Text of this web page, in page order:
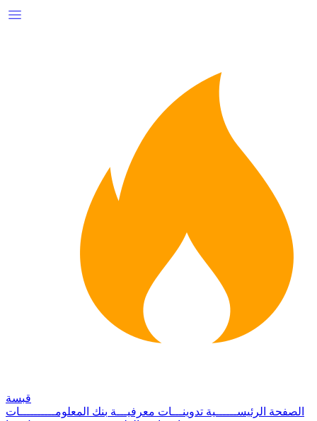
قبسة
الصفحة الرئيســــــية تدوينـــات معرفيـــة بنك المعلومــــــــــات